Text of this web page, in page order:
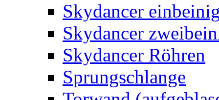
Skydancer
Skydancer
Skydancer Röhren
Sprungschlange